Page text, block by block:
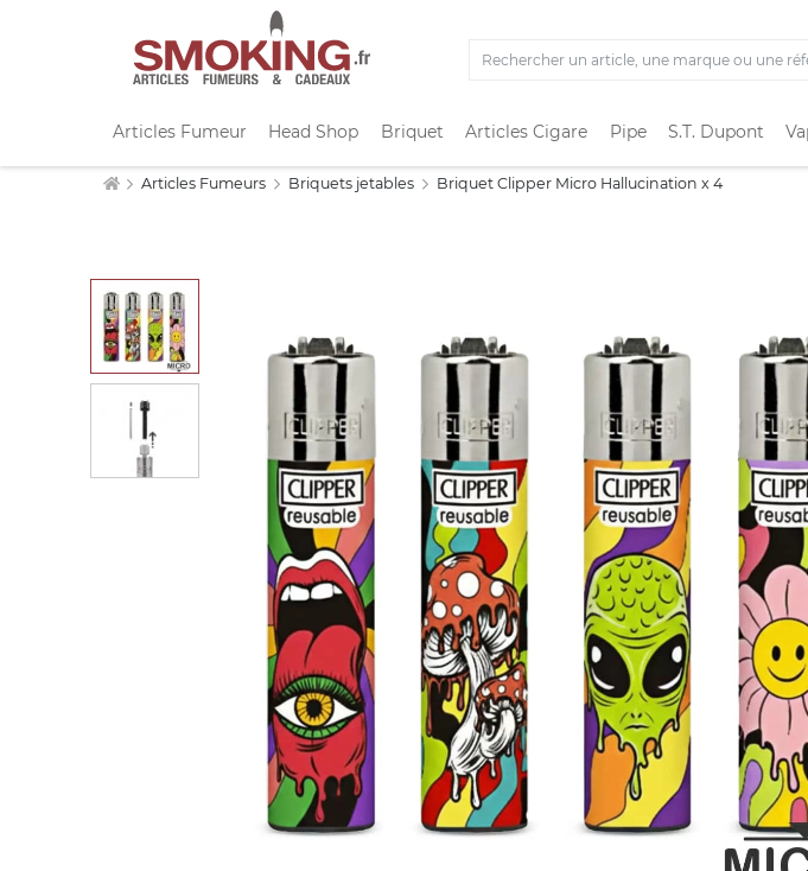
Articles Fumeur Head Shop Briquet Articles Cigare Pipe S.T. Dupont
Articles Fumeurs Briquets jetables Briquet Clipper Micro Hallucination x 4